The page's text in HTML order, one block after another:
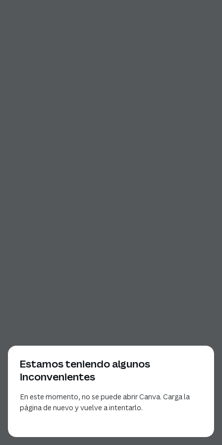
Estamos teniendo algunos
inconvenientes
En este momento, no se puede abrir Canva. Carga la
página de nuevo y vuelve a intentarlo.